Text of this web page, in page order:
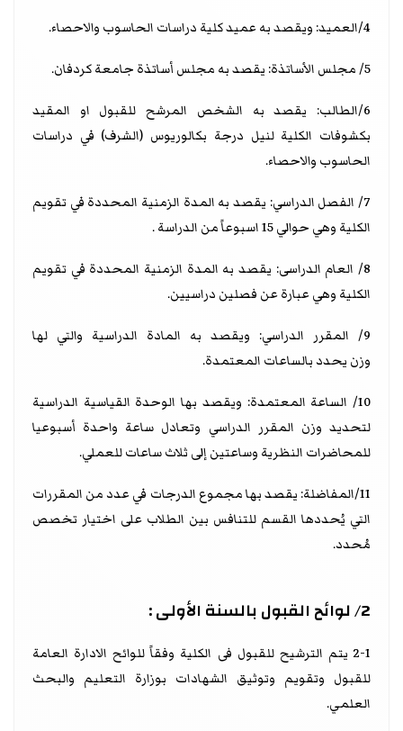
4/العميد: ويقصد به عميد كلية دراسات الحاسوب والاحصاء.
5/ مجلس الأساتذة: يقصد به مجلس أساتذة جامعة كردفان.
6/الطالب: يقصد به الشخص المرشح للقبول او المقيد
بكشوفات الكلية لنيل درجة بكالوريوس (الشرف) في دراسات
الحاسوب والاحصاء.
7/ الفصل الدراسي: يقصد به المدة الزمنية المحددة في تقويم
الكلية وهي حوالي 15 اسبوعاً من الدراسة .
8/ العام الدراسى: يقصد به المدة الزمنية المحددة في تقويم
الكلية وهي عبارة عن فصلين دراسيين.
9/ المقرر الدراسي: ويقصد به المادة الدراسية والتي لها
وزن يحدد بالساعات المعتمدة.
10/ الساعة المعتمدة: ويقصد بها الوحدة القياسية الدراسية
لتحديد وزن المقرر الدراسي وتعادل ساعة واحدة أسبوعيا
للمحاضرات النظرية وساعتين إلى ثلاث ساعات للعملي.
11/المفاضلة: يقصد بها مجموع الدرجات في عدد من المقررات
التي يُحددها القسم للتنافس بين الطلاب على اختيار تخصص
مُحدد.
2/ لوائح القبول بالسنة الأولى :
2-1 يتم الترشيح للقبول فى الكلية وفقاً للوائح الادارة العامة
للقبول وتقويم وتوثيق الشهادات بوزارة التعليم والبحث
العلمي.